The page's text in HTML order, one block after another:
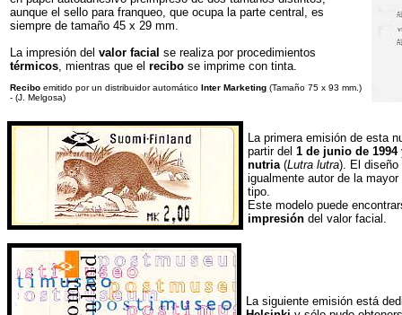
aunque el sello para franqueo, que ocupa la parte central, es
siempre de tamaño 45 x 29 mm.
La impresión del valor facial se realiza por procedimientos
térmicos, mientras que el recibo se imprime con tinta.
Recibo emitido por un distribuidor automático Inter Marketing (Tamaño 75 x 93 mm.)
- (J. Melgosa)
La primera emisión de esta
partir del 1 de junio de 1994
nutria(Lutra lutra). El
igualmente autor de la
tipo.
Este modelo puede
impresión del valor facial.
La siguiente emisión está